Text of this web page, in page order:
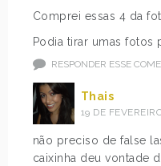
Comprei essas 4 da
Podia tirar umas fotos
RESPONDER ESSE
Thais
19 DE
não preciso de false
caixinha deu vontade